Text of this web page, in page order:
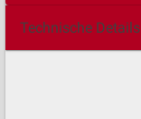
Technische Details